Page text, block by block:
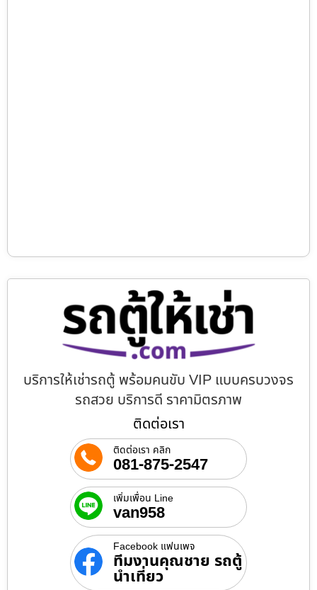
บริการให้เช่ารถตู้ พร้อมคนขับ VIP แบบครบวงจร
รถสวย บริการดี ราคามิตรภาพ
ติดต่อเรา
ติดต่อเรา คลิก
081-875-2547
เพิ่มเพื่อน Line
van958
Facebook แฟนเพจ
ทีมงานคุณชาย รถตู้
นำเที่ยว